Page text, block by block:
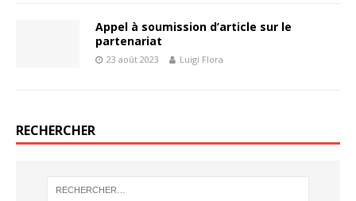
Appel à soumission d’article sur le
partenariat
23 août 2023 Luigi Flora
RECHERCHER